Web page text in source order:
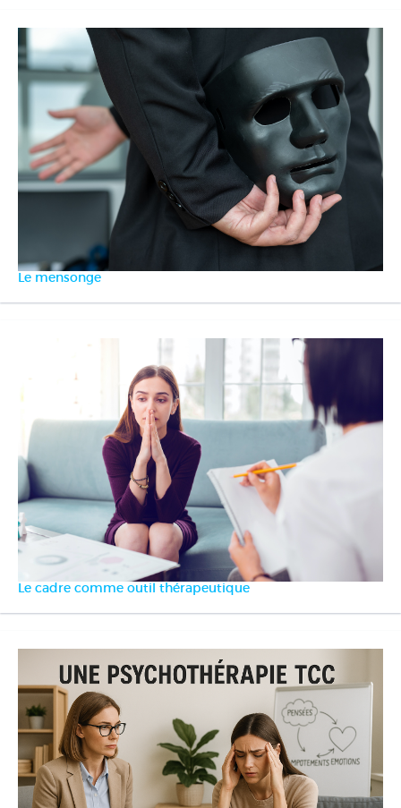
Le mensonge
Le cadre comme outil thérapeutique